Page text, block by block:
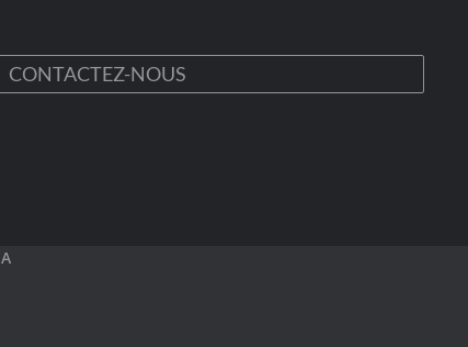
CONTACTEZ-NOUS